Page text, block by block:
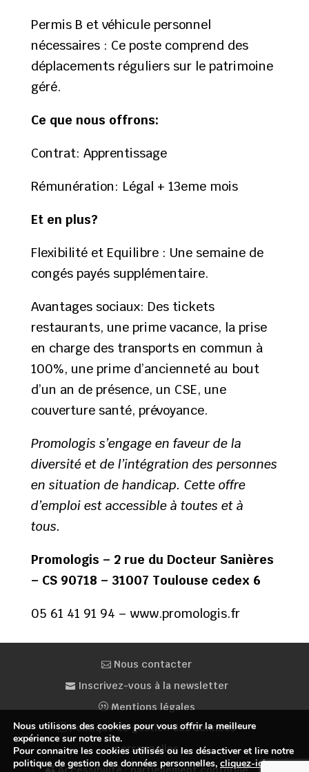
Permis B et véhicule personnel
nécessaires : Ce poste comprend des
déplacements réguliers sur le patrimoine
géré.
Ce que nous offrons:
Contrat: Apprentissage
Rémunération: Légal + 13eme mois
Et en plus?
Flexibilité et Equilibre : Une semaine de
congés payés supplémentaire.
Avantages sociaux: Des tickets
restaurants, une prime vacance, la prise
en charge des transports en commun à
100%, une prime d’ancienneté au bout
d’un an de présence, un CSE, une
couverture santé, prévoyance.
Promologis s’engage en faveur de la
diversité et de l’intégration des personnes
en situation de handicap. Cette offre
d’emploi est accessible à toutes et à
tous.
Promologis – 2 rue du Docteur Sanières
– CS 90718 – 31007 Toulouse cedex 6
05 61 41 91 94 – www.promologis.fr
Nous contacter
Inscrivez-vous à la newsletter
Mentions légales
Politique de gestion des données
personnelles
Nous utilisons des cookies pour vous offrir la meilleure
expérience sur notre site.
Pour connaitre les cookies utilisés ou les désactiver et lire notre
politique de gestion des données personnelles, cliquez-ici.